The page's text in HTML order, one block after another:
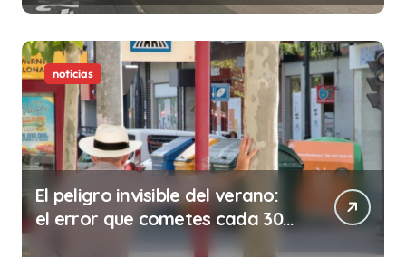
noticias
El peligro invisible del verano:
el error que cometes cada 30
minutos en tu trabajo (y la